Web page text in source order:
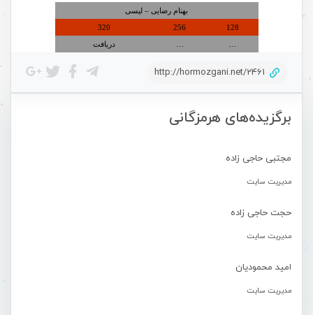
برگزیده‌های هرمزگانی
مجتبی حاجی زاده
مدیریت سایت
حجت حاجی زاده
مدیریت سایت
امید محمودیان
مدیریت سایت
بهنام رضایی – لیسی
128
256
320
دریافت
http://hormozgani.net/2461